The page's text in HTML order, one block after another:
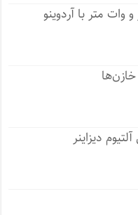
وات متر با آردوینو
دیزاینر